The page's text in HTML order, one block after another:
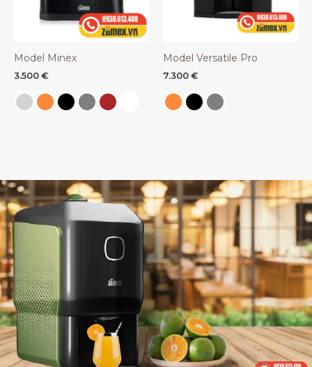
Model Minex
3.500 €
Model Versatile Pro
7.300 €